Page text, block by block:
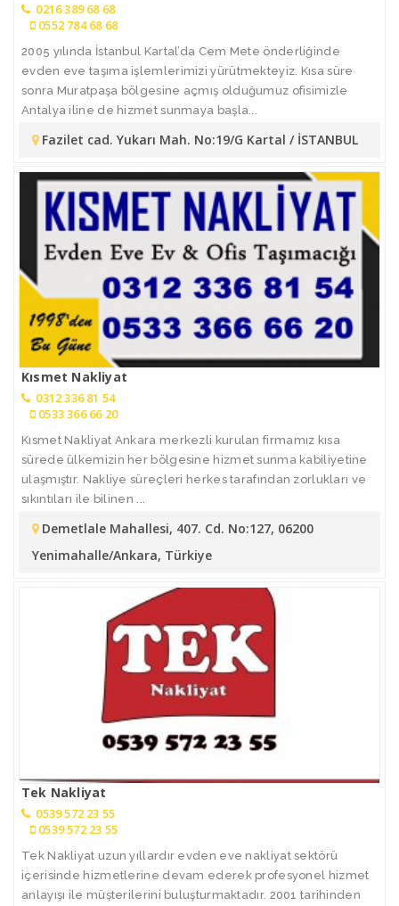
0216 389 68 68
0552 784 68 68
2005 yılında İstanbul Kartal’da Cem Mete önderliğinde
evden eve taşıma işlemlerimizi yürütmekteyiz. Kısa süre
sonra Muratpaşa bölgesine açmış olduğumuz ofisimizle
Antalya iline de hizmet sunmaya başla...
Fazilet cad. Yukarı Mah. No:19/G Kartal / İSTANBUL
Kısmet Nakliyat
0312 336 81 54
0533 366 66 20
Kısmet Nakliyat Ankara merkezli kurulan firmamız kısa
sürede ülkemizin her bölgesine hizmet sunma kabiliyetine
ulaşmıştır. Nakliye süreçleri herkes tarafından zorlukları ve
sıkıntıları ile bilinen ...
Demetlale Mahallesi, 407. Cd. No:127, 06200
Yenimahalle/Ankara, Türkiye
Tek Nakliyat
0539 572 23 55
0539 572 23 55
Tek Nakliyat uzun yıllardır evden eve nakliyat sektörü
içerisinde hizmetlerine devam ederek profesyonel hizmet
anlayışı ile müşterilerini buluşturmaktadır. 2001 tarihinden